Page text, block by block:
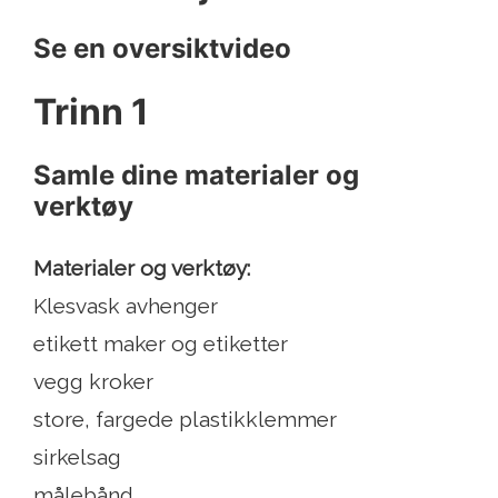
Se en oversiktvideo
Trinn 1
Samle dine materialer og
verktøy
Materialer og verktøy:
Klesvask avhenger
etikett maker og etiketter
vegg kroker
store, fargede plastikklemmer
sirkelsag